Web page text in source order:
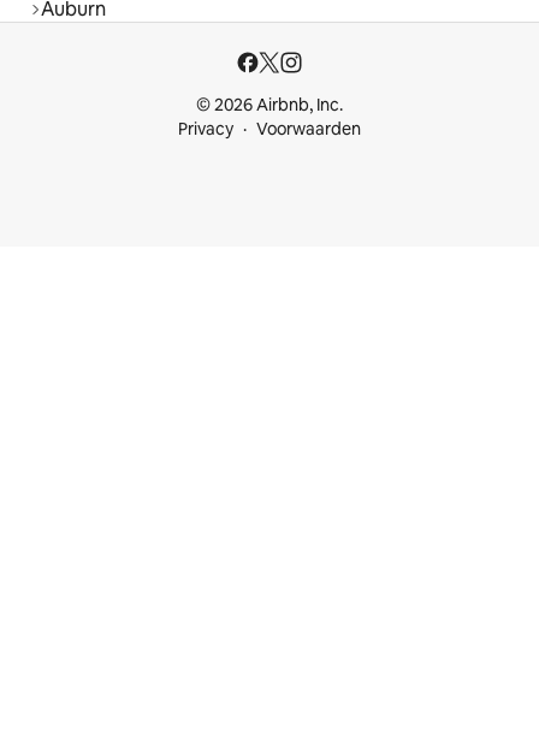
Auburn
© 2026 Airbnb, Inc.
Privacy
Voorwaarden